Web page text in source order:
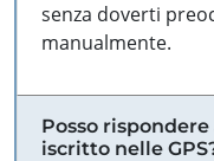
senza doverti
manualmente.
Posso
iscritto nelle